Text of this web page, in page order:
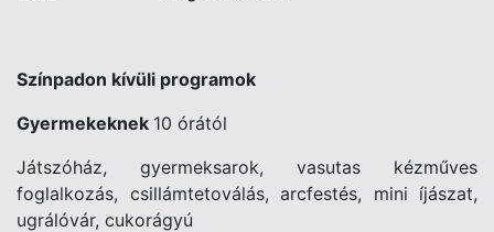
Színpadon kívüli programok
Gyermekeknek 10 órától
Játszóház, gyermeksarok, vasutas kézműves
foglalkozás, csillámtetoválás, arcfestés, mini íjászat,
ugrálóvár, cukorágyú